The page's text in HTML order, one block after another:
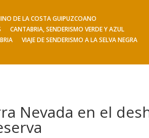
DE LA COSTA GUIPUZCOANO
CANTABRIA, SENDERISMO VERDE Y AZUL
VIAJE DE SENDERISMO A LA SELVA NEGRA
Viajes Hacerse socio Contacto
Nevada en el